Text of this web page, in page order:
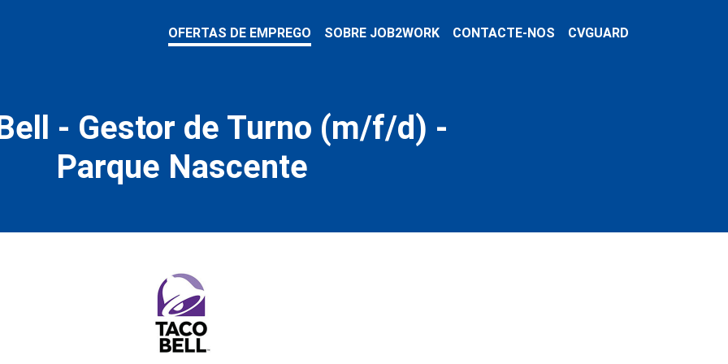
OFERTAS DE EMPREGO SOBRE JOB2WORK CONTACTE-NOS CVGUARD
- Gestor de Turno (m/f/d) -
Parque Nascente